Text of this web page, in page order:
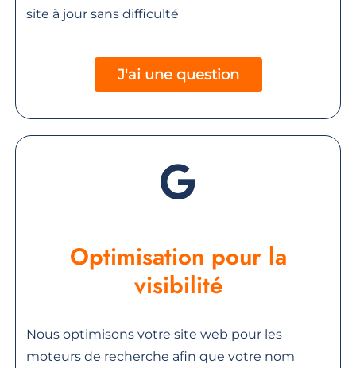
site à jour sans difficulté
J'ai une question
Optimisation pour la
visibilité
Nous optimisons votre site web pour les
moteurs de recherche afin que votre nom